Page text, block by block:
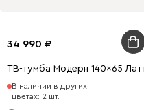
34 990
ТВ-тумба Модерн 140x65
В наличии в других
цветах: 2 шт.